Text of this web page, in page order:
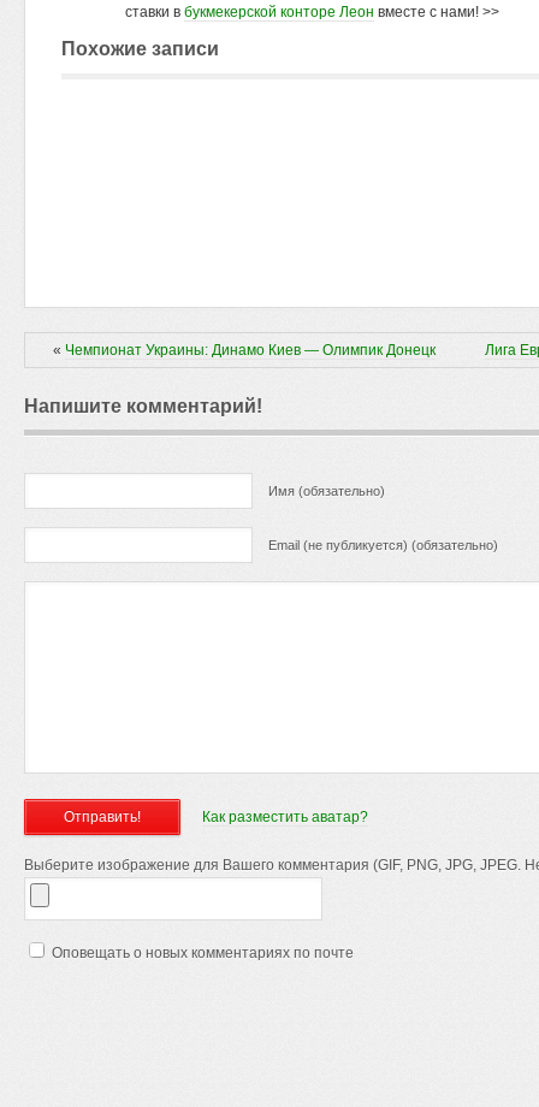
ставки в букмекерской конторе Леон вместе с нами! >>
Похожие записи
« Чемпионат Украины: Динамо Киев — Олимпик Донецк Лига
Напишите комментарий!
Имя (обязательно)
Email (не публикуется) (обязательно)
Как разместить аватар?
Выберите изображение для Вашего комментария (GIF, PNG, JPG, JPEG.
Оповещать о новых комментариях по почте